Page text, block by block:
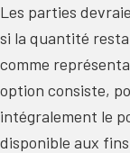
Les parties
si la quantité
comme
option consiste,
intégralement le
disponible aux